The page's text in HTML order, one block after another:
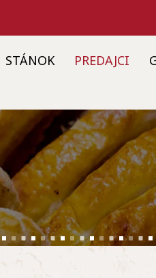
STÁNOK PREDAJCI